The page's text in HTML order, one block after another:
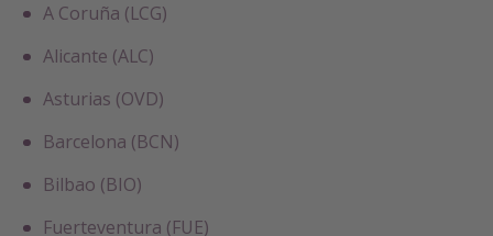
A Coruña (LCG)
Alicante (ALC)
Asturias (OVD)
Barcelona (BCN)
Bilbao (BIO)
Fuerteventura (FUE)